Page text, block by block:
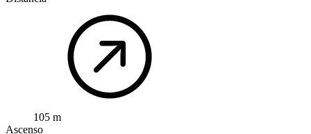
105 m
Ascenso